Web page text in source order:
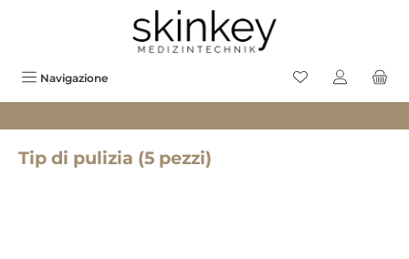
Navigazione Hai 0 prodotti sul
Tip di pulizia (5 pezzi)